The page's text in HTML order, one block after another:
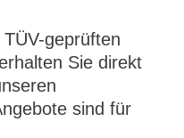
geprüften
Sie direkt
sind für